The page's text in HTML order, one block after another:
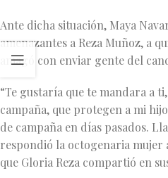
Ante dicha situación, Maya
amenazantes a Reza Muñoz, a
amagó con enviar gente del
“Te gustaría que te mandara a
campaña, que protegen a mi
de campaña en días pasados.
respondió la octogenaria mujer
que Gloria Reza compartió en